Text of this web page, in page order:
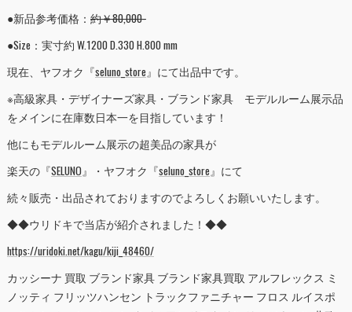
●新品参考価格： 約￥80,000-
●Size：実寸約 W.1200 D.330 H.800 mm
現在、ヤフオク『seluno_store』にて出品中です。
※高級家具・デザイナーズ家具・ブランド家具 モデルルーム展示品
をメインに在庫数日本一を目指しています！
他にもモデルルーム展示の超美品の家具が
楽天の『SELUNO』・ヤフオク『seluno_store』にて
続々販売・出品されておりますのでよろしくお願いいたします。
◆◆ウリドキで当店が紹介されました！◆◆
https://uridoki.net/kagu/kiji_48460/
カッシーナ 買取 ブランド家具 ブランド家具買取 アルフレックス ミ
ノッティ フリッツハンセン トラックファニチャー フロス ルイスポ